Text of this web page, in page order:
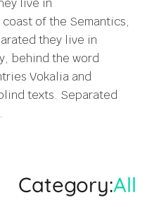
live in
of the Semantics,
they live in
behind the word
Vokalia and
texts. Separated
Category:All